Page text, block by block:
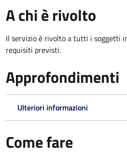
A chi è rivolto
Il servizio è rivolto a tutti i soggetti
requisiti previsti.
Approfondimenti
Ulteriori informazioni
Come fare